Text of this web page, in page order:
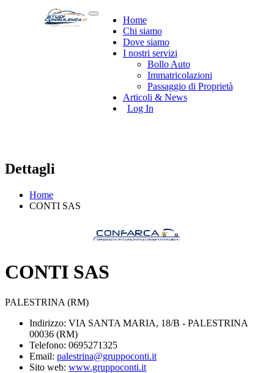
Home
Chi siamo
Dove siamo
I nostri servizi
Bollo Auto
Immatricolazioni
Passaggio di Proprietà
Articoli & News
Log In
Dettagli
Home
CONTI SAS
CONTI SAS
PALESTRINA (RM)
Indirizzo: VIA SANTA MARIA, 18/B - PALESTRINA
00036 (RM)
Telefono: 0695271325
Email: palestrina@gruppoconti.it
Sito web: www.gruppoconti.it